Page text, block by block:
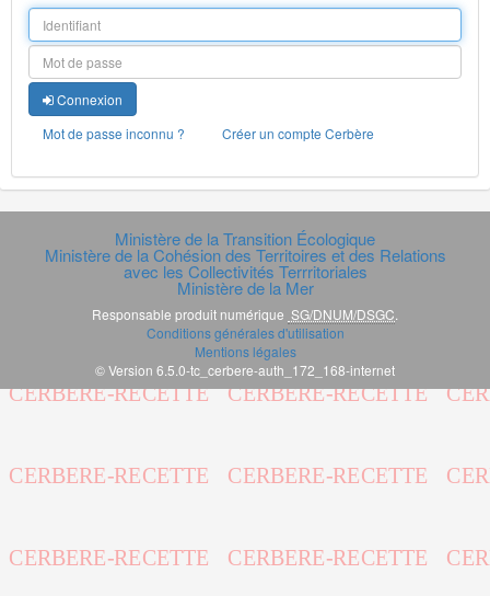
Connexion
Mot de passe inconnu ?
Créer un compte Cerbère
Ministère de la Transition Écologique
Ministère de la Cohésion des Territoires et des Relations
avec les Collectivités Terrritoriales
Ministère de la Mer
Responsable produit numérique SG/DNUM/DSGC.
Conditions générales d'utilisation
Mentions légales
© Version 6.5.0-tc_cerbere-auth_172_168-internet